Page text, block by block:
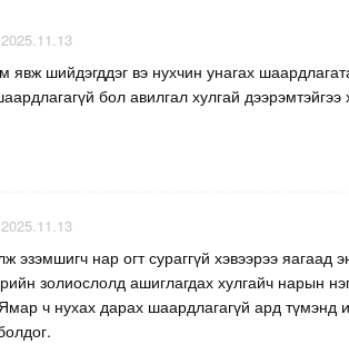
явж шийдэгддэг вэ нухчин унагах
бол авилгал хулгай
эзэмшигч нар огт сураггүй хэвээрээ яагаад
золиослолд ашиглагдах хулгайч нарын
ч нухах дарах шаардлагагүй ард түмэнд